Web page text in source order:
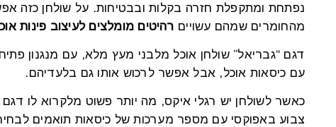
נפתחת ומתקפלת חזרה בקלות ובבטיחות. על שולחן כזה
מהחומרים שמהם עשויים רהיטים מומלצים לעיצוב פינות
דגם “גבריאל” שולחן אוכל מלבני מעץ מלא, עם מנגנון
עם כיסאות אוכל, אבל אפשר לרכוש אותו גם בלעדיהם.
כאשר לשולחן יש רגלי איקס, מה יותר פשוט מלקרוא לו
צבוע באפוקסי עם מספר מערכות של כיסאות תואמים